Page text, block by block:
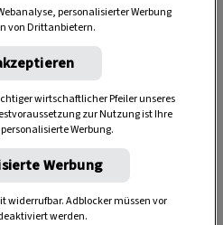
personalisierter Werbung
von Drittanbietern.
wirtschaftlicher Pfeiler unseres
zur Nutzung ist Ihre
Werbung.
Werbung
widerrufbar. Adblocker müssen vor
werden.